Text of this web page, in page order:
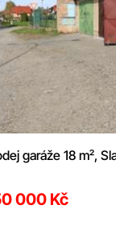
garáže 18 m²,
000 Kč